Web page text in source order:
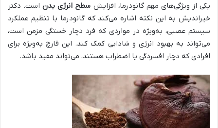
یکی از ویژگی‌های مهم گانودرما، افزایش سطح انرژی بدناست. دکتر
خیراندیش به این نکته اشاره می‌کند که گانودرما با تنظیم عملکرد
سیستم عصبی، به‌ویژه در مواردی که فرد دچار خستگی مزمن است،
می‌تواند به بهبود انرژی و شادابی کمک کند. این قارچ به‌ویژه برای
افرادی که دچار افسردگی یا اضطراب هستند، می‌تواند مفید باشد.